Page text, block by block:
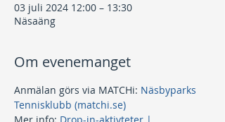
03 juli 2024 12:00 – 13:30
Näsaäng
Om evenemanget
Anmälan görs via MATCHi: Näsbyparks
Tennisklubb (matchi.se)